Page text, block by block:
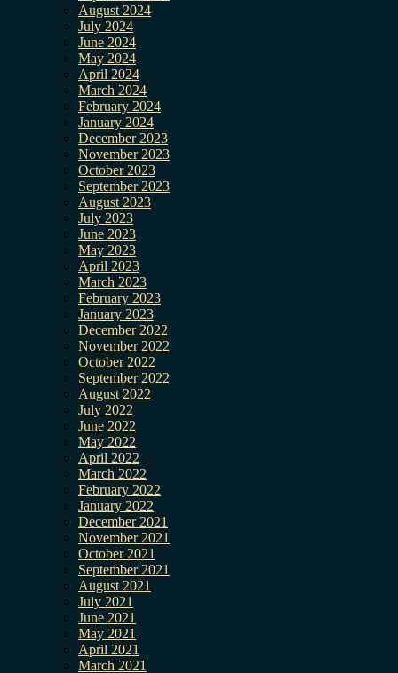
August 2024
July 2024
June 2024
May 2024
April 2024
March 2024
February 2024
January 2024
December 2023
November 2023
October 2023
September 2023
August 2023
July 2023
June 2023
May 2023
April 2023
March 2023
February 2023
January 2023
December 2022
November 2022
October 2022
September 2022
August 2022
July 2022
June 2022
May 2022
April 2022
March 2022
February 2022
January 2022
December 2021
November 2021
October 2021
September 2021
August 2021
July 2021
June 2021
May 2021
April 2021
March 2021